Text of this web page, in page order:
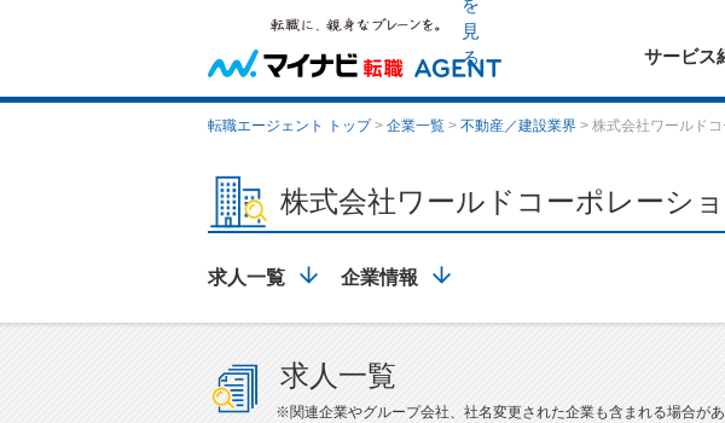
サービス
転職エージェント トップ> 企業一覧 > 不動産／建設業界 > 株式会社ワールド
株式会社ワールドコーポレーシ
求人一覧 企業情報
求人一覧
※関連企業やグループ会社、社名変更された企業も含まれる場合があ
を
見
る